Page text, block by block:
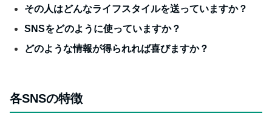
その人はどんなライフスタイルを送っていますか？
SNSをどのように使っていますか？
どのような情報が得られれば喜びますか？
各SNSの特徴